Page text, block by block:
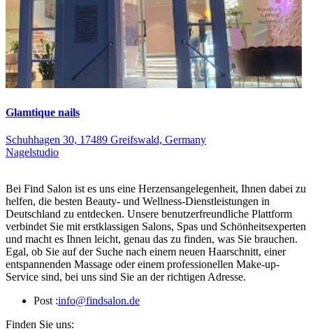
Glamtique nails
Schuhhagen 30, 17489 Greifswald, Germany
Nagelstudio
Bei Find Salon ist es uns eine Herzensangelegenheit, Ihnen dabei zu
helfen, die besten Beauty- und Wellness-Dienstleistungen in
Deutschland zu entdecken. Unsere benutzerfreundliche Plattform
verbindet Sie mit erstklassigen Salons, Spas und Schönheitsexperten
und macht es Ihnen leicht, genau das zu finden, was Sie brauchen.
Egal, ob Sie auf der Suche nach einem neuen Haarschnitt, einer
entspannenden Massage oder einem professionellen Make-up-
Service sind, bei uns sind Sie an der richtigen Adresse.
Post :info@findsalon.de
Finden Sie uns: